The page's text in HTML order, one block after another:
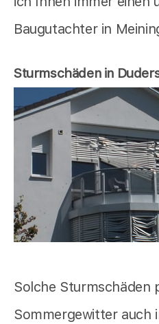
Baugutachter in
Sturmschäden in
Solche Sturmschäden
Sommergewitter auch